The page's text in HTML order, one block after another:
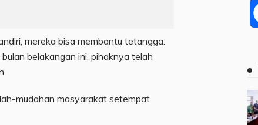
mereka bisa membantu tetangga.
belakangan ini, pihaknya telah
mudahan masyarakat setempat